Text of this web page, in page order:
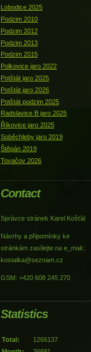
Lobodice 2025
Podzim 2010
Podzim 2012
Podzim 2013
Podzim 2015
Polkovice jaro 2022
Potštát jaro 2025
Potštát jaro 2026
Potštát podzim 2025
Radslavice B jaro 2025
Říkovice jaro 2025
Soběchleby jaro 2019
Štěpán 2019
Tovačov 2026
Contact
Správce stránek Karel Košťál
Návrhy a připomínky ke
stránkám zasílejte na e_mail.:
kostalka@seznam.cz
GSM: +420 608 245 270
Statistics
Total:
1266137